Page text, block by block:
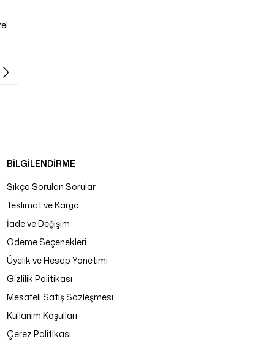
BİLGİLENDİRME
Sıkça Sorulan Sorular
Teslimat ve Kargo
İade ve Değişim
Ödeme Seçenekleri
Üyelik ve Hesap Yönetimi
Gizlilik Politikası
Mesafeli Satış Sözleşmesi
Kullanım Koşulları
Çerez Politikası